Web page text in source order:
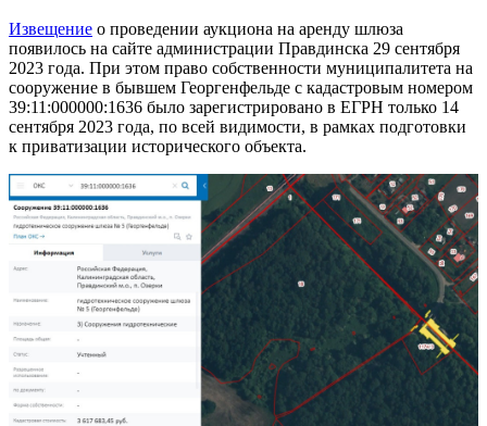
Извещение о проведении аукциона на аренду шлюза
появилось на сайте администрации Правдинска 29 сентября
2023 года. При этом право собственности муниципалитета на
сооружение в бывшем Георгенфельде с кадастровым номером
39:11:000000:1636 было зарегистрировано в ЕГРН только 14
сентября 2023 года, по всей видимости, в рамках подготовки
к приватизации исторического объекта.